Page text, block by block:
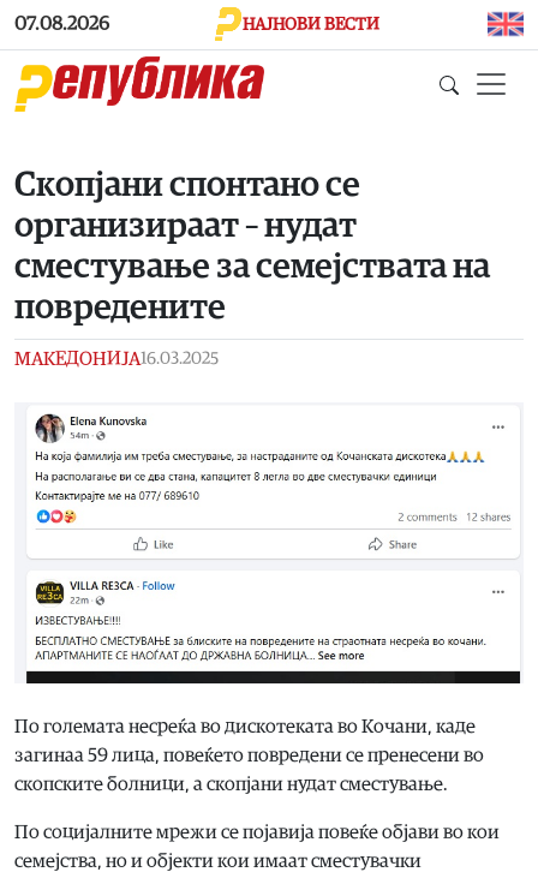
Skip to main content
07.08.2026 НАЈНОВИ ВЕСТИ
Скопјани спонтано се
организираат – нудат
сместување за семејствата на
повредените
МАКЕДОНИЈА16.03.2025
По големата несреќа во дискотеката во Кочани, каде
загинаа 59 лица, повеќето повредени се пренесени во
скопските болници, а скопјани нудат сместување.
По социјалните мрежи се појавија повеќе објави во кои
семејства, но и објекти кои имаат сместувачки